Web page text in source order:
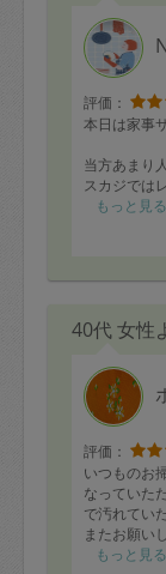
評価：
本日は家事
当方あまり
スカジでは
なるべく記
らの評価も
時間5分前
よかったと
依頼作業の
間配分がよ
依頼内容：
事務所の掃
依頼内容は
他、目に付
もっと見る
40代 女性
評価：
いつものお
なっていた
で汚れてい
またお願い
もっと見る